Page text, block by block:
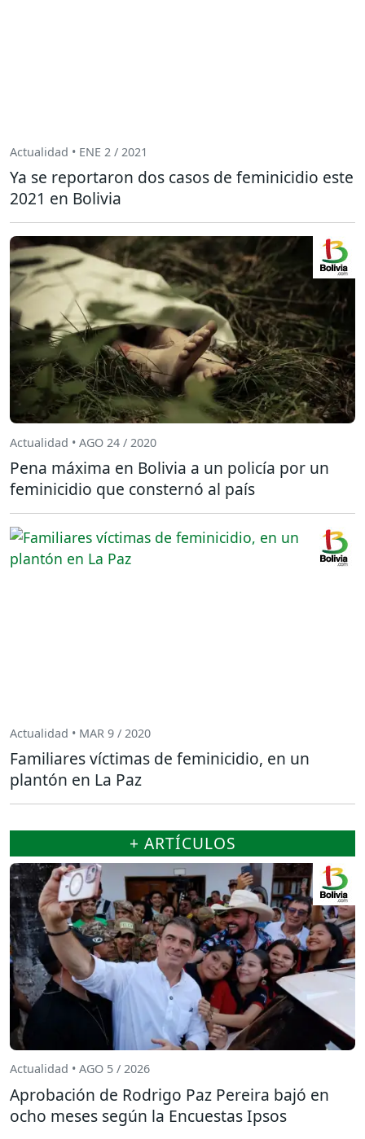
Actualidad • ENE 2 / 2021
Ya se reportaron dos casos de feminicidio este
2021 en Bolivia
Actualidad • AGO 24 / 2020
Pena máxima en Bolivia a un policía por un
feminicidio que consternó al país
Actualidad • MAR 9 / 2020
Familiares víctimas de feminicidio, en un
plantón en La Paz
+ ARTÍCULOS
Actualidad • AGO 5 / 2026
Aprobación de Rodrigo Paz Pereira bajó en
ocho meses según la Encuestas Ipsos